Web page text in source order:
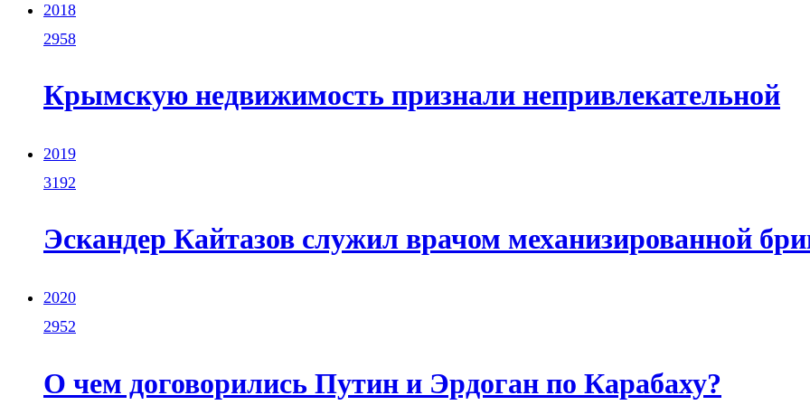
2018
2958
Крымскую недвижимость признали непривлекательной
2019
3192
Эскандер Кайтазов служил врачом механизированной
2020
2952
О чем договорились Путин и Эрдоган по Карабаху?